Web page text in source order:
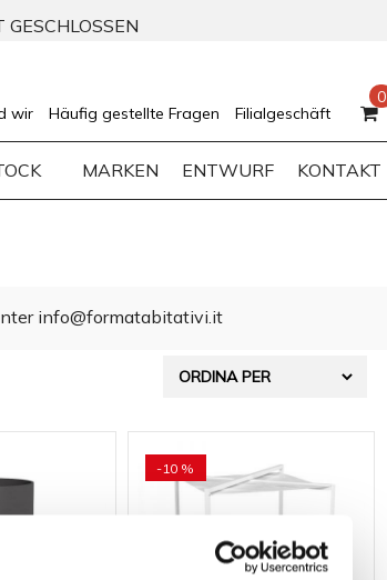
0
wir Häufig gestellte Fragen Filialgeschäft
MARKEN ENTWURF KONTAKT
info@formatabitativi.it
-10 %